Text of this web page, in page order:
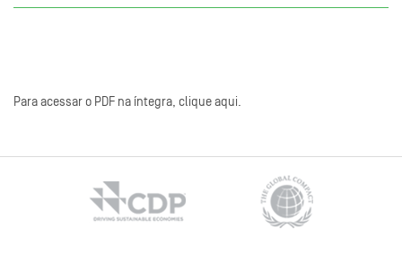
Para acessar o PDF na íntegra, clique aqui.